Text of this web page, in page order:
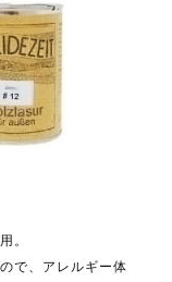
。
で、アレルギー体